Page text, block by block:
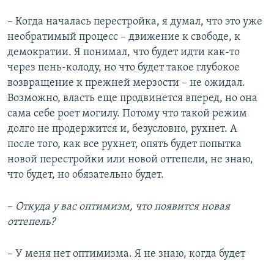
– Когда началась перестройка, я думал, что это уже
необратимый процесс – движение к свободе, к
демократии. Я понимал, что будет идти как-то
через пень-колоду, но что будет такое глубокое
возвращение к прежней мерзости – не ожидал.
Возможно, власть еще продвинется вперед, но она
сама себе роет могилу. Потому что такой режим
долго не продержится и, безусловно, рухнет. А
после того, как все рухнет, опять будет попытка
новой перестройки или новой оттепели, не знаю,
что будет, но обязательно будет.
–​ Откуда у вас оптимизм, что появится новая
оттепель?
– У меня нет оптимизма. Я не знаю, когда будет